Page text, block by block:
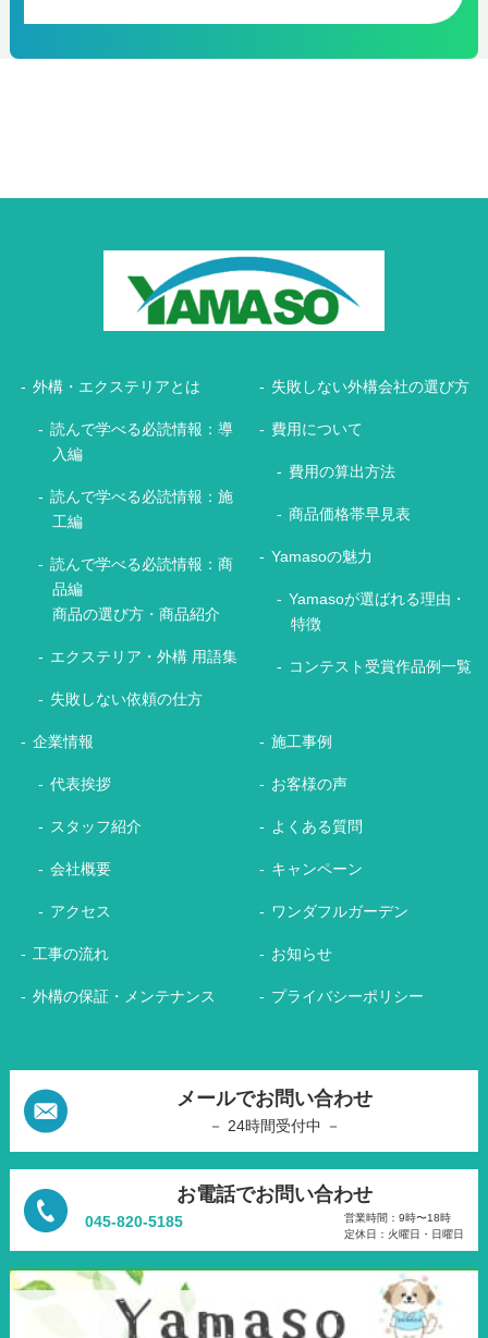
外構・エクステリアとは
読んで学べる必読情報：導
入編
読んで学べる必読情報：施
工編
読んで学べる必読情報：商
品編
商品の選び方・商品紹介
エクステリア・外構 用語集
失敗しない依頼の仕方
失敗しない外構会社の選び方
費用について
費用の算出方法
商品価格帯早見表
Yamasoの魅力
Yamasoが選ばれる理由・
特徴
コンテスト受賞作品例一覧
企業情報
代表挨拶
スタッフ紹介
会社概要
アクセス
工事の流れ
外構の保証・メンテナンス
施工事例
お客様の声
よくある質問
キャンペーン
ワンダフルガーデン
お知らせ
プライバシーポリシー
メールでお問い合わせ
－ 24時間受付中 －
お電話でお問い合わせ
045-820-5185
営業時間：9時〜18時
定休日：火曜日・日曜日